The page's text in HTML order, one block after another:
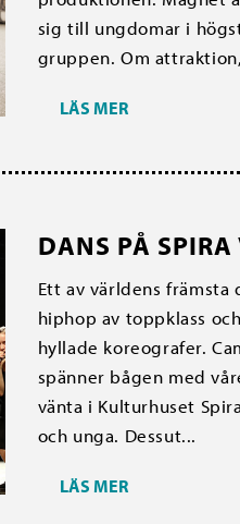
sig till ungdomar i
gruppen. Om
LÄS MER
DANS PÅ
Ett av världens främsta
hiphop av toppklass
hyllade koreografer.
spänner bågen med
vänta i Kulturhuset
och unga. Dessut...
LÄS MER